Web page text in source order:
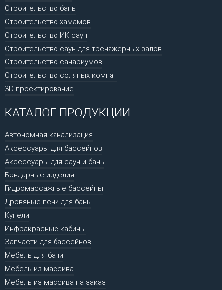
Строительство бань
Строительство хамамов
Строительство ИК саун
Строительство саун для тренажерных залов
Строительство санариумов
Строительство соляных комнат
3D проектирование
КАТАЛОГ ПРОДУКЦИИ
Автономная канализация
Аксессуары для бассейнов
Аксессуары для саун и бань
Бондарные изделия
Гидромассажные бассейны
Дровяные печи для бань
Купели
Инфракрасные кабины
Запчасти для бассейнов
Мебель для бани
Мебель из массива
Мебель из массива на заказ